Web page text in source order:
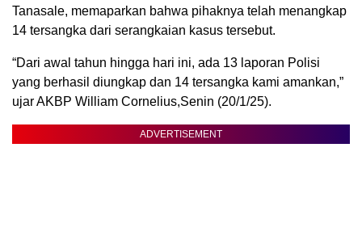
Tanasale, memaparkan bahwa pihaknya telah menangkap
14 tersangka dari serangkaian kasus tersebut.
“Dari awal tahun hingga hari ini, ada 13 laporan Polisi
yang berhasil diungkap dan 14 tersangka kami amankan,”
ujar AKBP William Cornelius,Senin (20/1/25).
ADVERTISEMENT